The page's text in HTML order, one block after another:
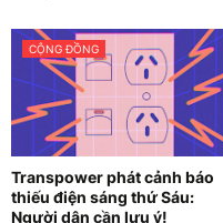
CỘNG ĐỒNG
Transpower phát cảnh báo
thiếu điện sáng thứ Sáu:
Người dân cần lưu ý!